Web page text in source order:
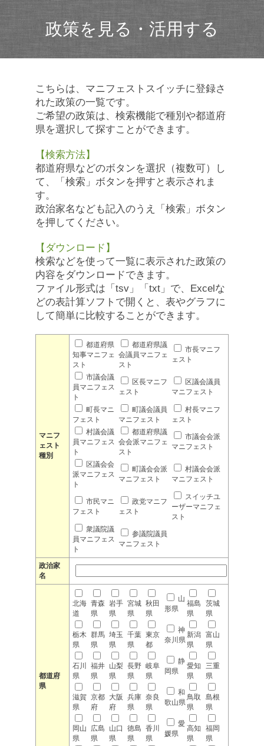
政策を見る・活用する
こちらは、マニフェストスイッチに登録さ
れた政策の一覧です。
ご希望の政策は、検索機能で種別や都道府
県を選択して探すことができます。
【検索方法】
都道府県などのボタンを選択（複数可）し
て、「検索」ボタンを押すと表示されま
す。
政治家名なども記入のうえ「検索」ボタン
を押してください。
【ダウンロード】
検索などを使って一覧に表示された政策の
内容をダウンロードできます。
ファイル形式は「tsv」「txt」で、Excelな
どの表計算ソフトで開くと、表やグラフに
して簡単に比較することができます。
マニフ
ェスト
種別
都道府県
知事マニフェ
スト
都道府県議
会議員マニフェ
スト
市長マニフ
ェスト
市議会議
員マニフェス
ト
区長マニフ
ェスト
区議会議員
マニフェスト
町長マニ
フェスト
町議会議員
マニフェスト
村長マニフ
ェスト
村議会議
員マニフェス
ト
都道府県議
会会派マニフェ
スト
市議会会派
マニフェスト
区議会会
派マニフェス
ト
町議会会派
マニフェスト
村議会会派
マニフェスト
市民マニ
フェスト
政党マニフ
ェスト
スイッチユ
ーザーマニフェ
スト
衆議院議
員マニフェス
ト
参議院議員
マニフェスト
政治家
名
都道府
県
北海
道
青森
県
岩手
県
宮城
県
秋田
県
山
形県
福島
県
茨城
県
栃木
県
群馬
県
埼玉
県
千葉
県
東京
都
神
奈川県
新潟
県
富山
県
石川
県
福井
県
山梨
県
長野
県
岐阜
県
静
岡県
愛知
県
三重
県
滋賀
県
京都
府
大阪
府
兵庫
県
奈良
県
和
歌山県
鳥取
県
島根
県
岡山
県
広島
県
山口
県
徳島
県
香川
県
愛
媛県
高知
県
福岡
県